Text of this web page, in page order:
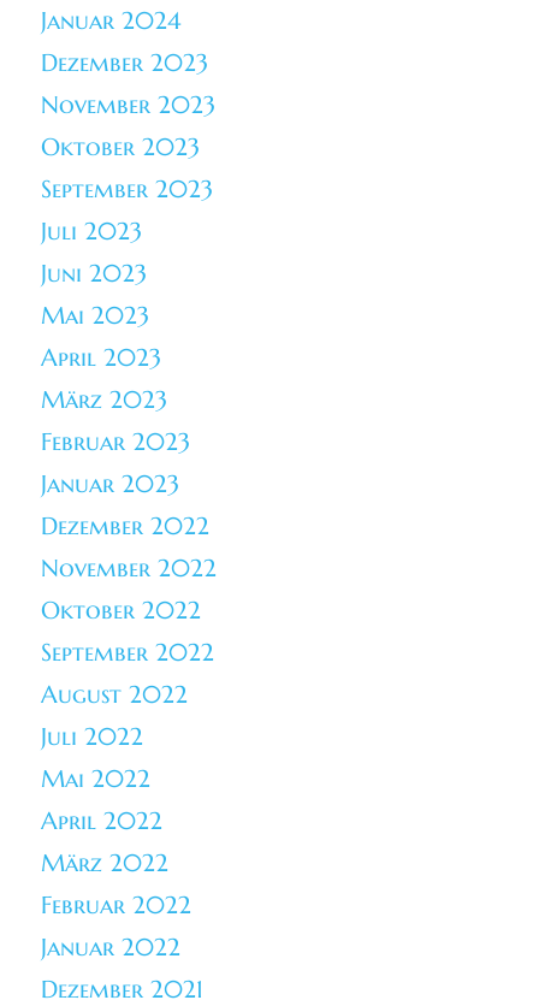
Januar 2024
Dezember 2023
November 2023
Oktober 2023
September 2023
Juli 2023
Juni 2023
Mai 2023
April 2023
März 2023
Februar 2023
Januar 2023
Dezember 2022
November 2022
Oktober 2022
September 2022
August 2022
Juli 2022
Mai 2022
April 2022
März 2022
Februar 2022
Januar 2022
Dezember 2021